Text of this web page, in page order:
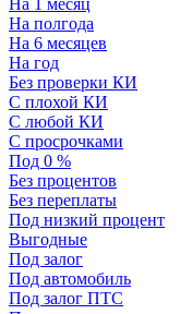
На полгода
На 6 месяцев
На год
Без проверки КИ
С плохой КИ
С любой КИ
С просрочками
Под 0 %
Без процентов
Без переплаты
Под низкий процент
Выгодные
Под залог
Под автомобиль
Под залог ПТС